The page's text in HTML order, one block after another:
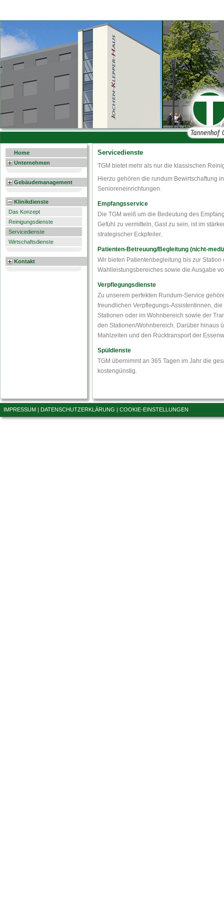
Home
Unternehmen
Gebäudemanagement
Klinikdienste
Das Konzept
Reinigungsdienste
Servicedienste
Wirtschaftsdienste
Kontakt
Servicedienste
TGM bietet mehr als nur die klassischen
Hierzu gehören die rundum Bewirtschaftung
Senioreneinrichtungen.
Empfangsservice
Die TGM weiß um die Bedeutung des
Gefühl zu vermitteln, Gast zu sein, ist im
strategischer Eckpfeiler.
Patienten-Betreuung/Begleitung (nicht-
Wir bieten Patientenbegleitung bis zur
Wahlleistungsbereiches sowie die Ausgabe
Verpflegungsdienste
Zu unserem perfekten Rundum-Service
freundlichen Verpflegungs-Assistentinnen,
Stationen oder im Wohnbereich sowie der
den Stationen/Wohnbereich. Darüber hinaus
Mahlzeiten und den Rücktransport der
Spüldienste
TGM übernimmt an 365 Tagen im Jahr die
kostengünstig.
IMPRESSUM | DATENSCHUTZERKLÄRUNG | COOKIE-EINSTELLUNGEN